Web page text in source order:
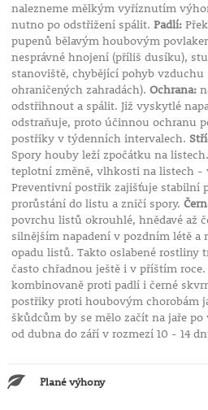
nalezneme mělkým vyříznutím
nutno po odstřižení spálit. Padlí:
pupenů bělavým houbovým
nesprávné hnojení (příliš dusíku),
stanoviště, chybějící pohyb
ohraničených zahradách). Ochrana:
odstřihnout a spálit. Již vyskytlé
odstraňuje, proto účinnou ochranu
postřiky v týdenních intervalech.
Spory houby leží zpočátku na
teplotní změně, vlhkosti na listech
Preventivní postřik zajišťuje stabilní
prorůstání do listu a zničí spory.
povrchu listů okrouhlé, hnědavé až
silnějším napadení v pozdním létě a
opadu listů. Takto oslabené rostliny
často chřadnou ještě i v příštím
kombinovaně proti padlí i černé
postřiky proti houbovým chorobám
škůdcům by se mělo začít na jaře po
od dubna do září v rozmezí 10 - 14
Plané výhony